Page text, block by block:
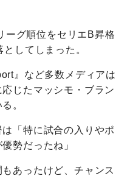
ーグ順位をセリエB昇格
してしまった。
』など多数メディアは
じたマッシモ・ブラン
。
「特に試合の入りやポ
勢だったね」
あったけど、チャンス